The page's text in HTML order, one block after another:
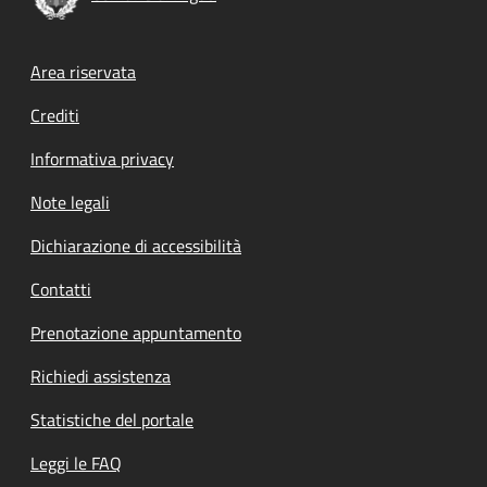
Footer menu
Area riservata
Crediti
Informativa privacy
Note legali
Dichiarazione di accessibilità
Contatti
Prenotazione appuntamento
Richiedi assistenza
Statistiche del portale
Leggi le FAQ